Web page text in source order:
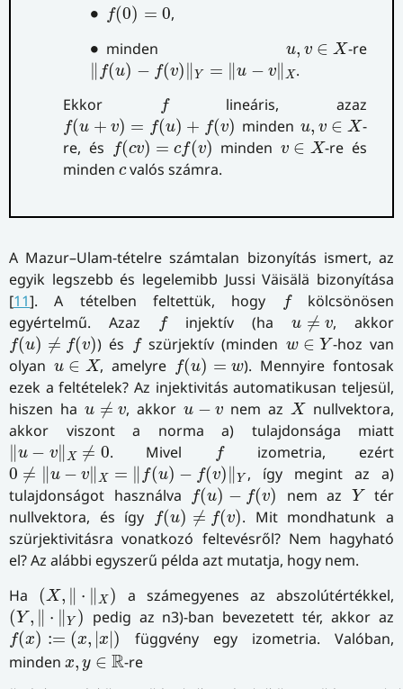
∙
∙ f(0) = 0
f(0)=
,
∙
∙ mindenu, v ∈ X
u v∈X
-re
f(u) − f(v) ∥Y = ∥u − v X
‖ f(u)−f(v)‖Y= v‖X
.
Ekkor
f
flineáris, azaz
f(u + v) = f(u) + f(v)
f(u+v =f +f(v) mindenu, v ∈ X
u v∈X
-
re, és
f(cv) = cf(v)
f(cv)= cf(v) minden v ∈ X
v ∈ X -re és
mindenc
cvalós számra.
A Mazur–Ulam-tételre számtalan bizonyítás ismert, az
egyik legszebb és legelemibb Jussi Väisälä bizonyítása
[11]. A tételben feltettük, hogy f
fkölcsönösen
egyértelmű. Azaz
f
finjektív (hau ≠ v
u ≠v , akkor
f(u) ≠ f(v)
f(u)≠f(v) ) és f
fszürjektív (minden w ∈ Y
w∈ Y -hoz van
olyan u ∈ X
u∈X , amelyre f(u) = w
f(u)= w
). Mennyire fontosak
ezek a feltételek? Az injektivitás automatikusan teljesül,
hiszen hau ≠ v
u≠ v , akkoru − v
u nem azX
X nullvektora,
akkor viszont a norma a) tulajdonsága miatt
u − v∥ X ≠ 0
‖u−v ‖X ≠0 . Mivel f
fizometria, ezért
0 ≠ u − v X = f(u) − f(v) ∥Y
0≠‖ u−v‖ X= ‖f )− f(v)‖
, így megint az a)
tulajdonságot használva
f(u) − f(v)
f(u)−f(v) nem az Y
Ytér
nullvektora, és így
f(u) ≠ f(v)
f(u)≠ f(v)
. Mit mondhatunk a
szürjektivitásra vonatkozó feltevésről? Nem hagyható
el? Az alábbi egyszerű példa azt mutatja, hogy nem.
Ha (X, ∥ ⋅ ∥ X )
(X,‖ ⋅‖ X)
a számegyenes az abszolútértékkel,
(Y, ∥ ⋅ ∥Y )
(Y,‖ ⋅‖Y) pedig az n3)-ban bevezetett tér, akkor az
f(x) := (x, |x )
f(x):=( x,|x |)
függvény egy izometria. Valóban,
minden x, y ∈ R
x, y∈R -re